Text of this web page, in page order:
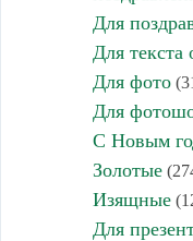
Для
Для текста
Для фото
Для
С Новым
Золотые
Изящные
Для